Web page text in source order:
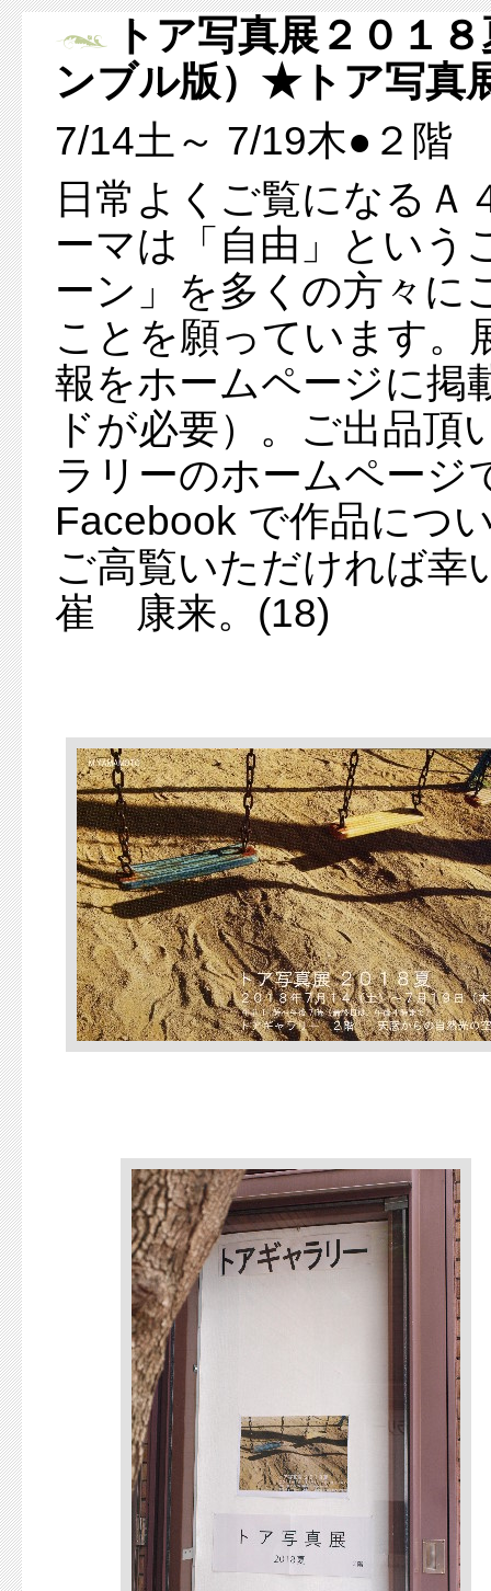
トア写真展２０１
ンブル版）★トア写真
7/14土～ 7/19木●２階
日常よくご覧になるＡ
ーマは「自由」という
ーン」を多くの方々に
ことを願っています。
報をホームページに掲
ドが必要）。ご出品
ラリーのホームページ
Facebook で作品につ
ご高覧いただければ
崔 康来。(18)